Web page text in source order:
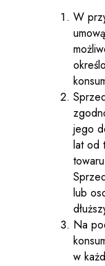
W
jego
lat od
lub
Na
w